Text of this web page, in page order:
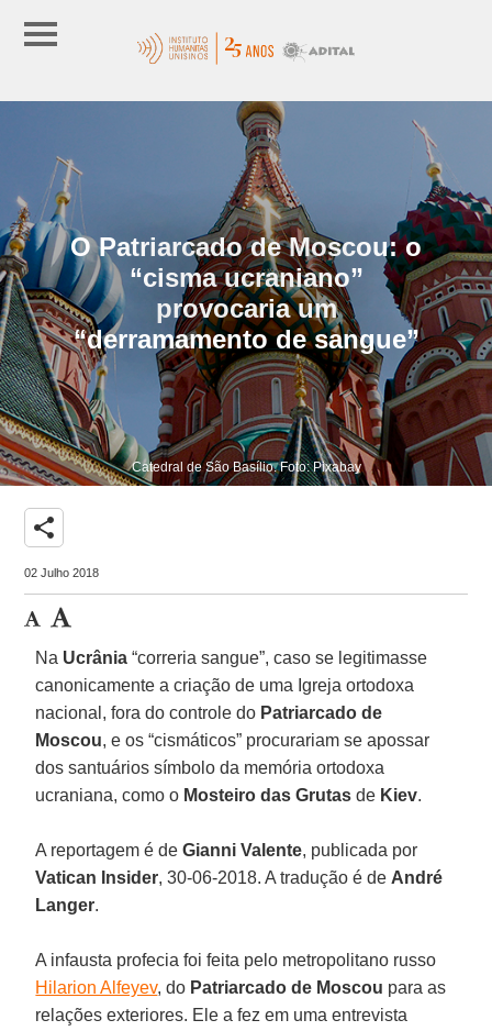
O Patriarcado de Moscou: o
“cisma ucraniano”
provocaria um
“derramamento de sangue”
Catedral de São Basílio. Foto: Pixabay
share
02 Julho 2018
Na Ucrânia “correria sangue”, caso se legitimasse
canonicamente a criação de uma Igreja ortodoxa
nacional, fora do controle do Patriarcado de
Moscou, e os “cismáticos” procurariam se apossar
dos santuários símbolo da memória ortodoxa
ucraniana, como o Mosteiro das Grutas de Kiev.
A reportagem é deGianni Valente, publicada por
Vatican Insider, 30-06-2018. A tradução é de André
Langer.
A infausta profecia foi feita pelo metropolitano russo
Hilarion Alfeyev, do Patriarcado de Moscou para as
relações exteriores. Ele a fez em uma entrevista